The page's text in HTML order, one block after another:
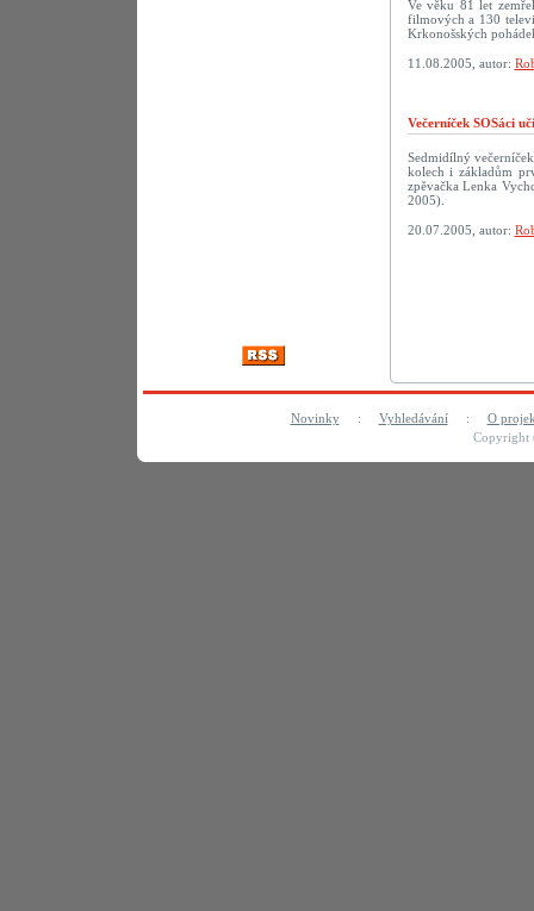
Ve věku 81 let
filmových a 130
Krkonošských
11.08.2005, autor:
Večerníček SOSáci
Sedmidílný
kolech i základům
zpěvačka Lenka
2005).
20.07.2005, autor:
Novinky: Vyhledávání: O
Copyright